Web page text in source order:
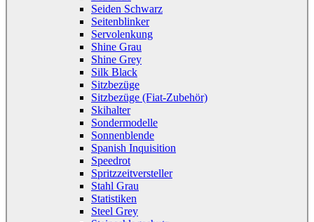
Seiden Schwarz
Seitenblinker
Servolenkung
Shine Grau
Shine Grey
Silk Black
Sitzbezüge
Sitzbezüge (Fiat-Zubehör)
Skihalter
Sondermodelle
Sonnenblende
Spanish Inquisition
Speedrot
Spritzzeitversteller
Stahl Grau
Statistiken
Steel Grey